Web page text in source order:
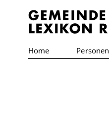
Home Personen